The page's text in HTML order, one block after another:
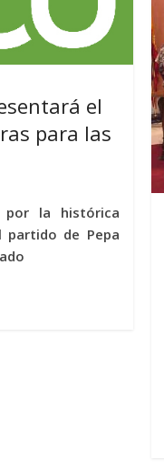
el
para las
por la histórica
partido de Pepa